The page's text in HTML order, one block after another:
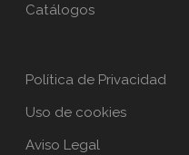
Catálogos
Política de Privacidad
Uso de cookies
Aviso Legal